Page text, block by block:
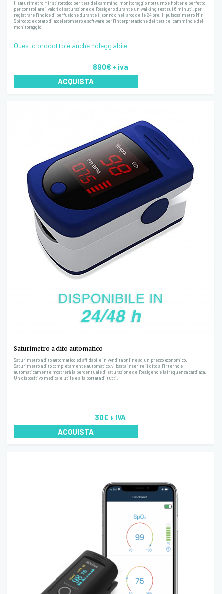
Il saturimetro Mir spirorodoc per test del cammino, monitoraggio notturno e holter è perfetto
per controllare i valori di saturazione dell'ossigeno durante un walking test sui 6 minuti, per
registrare l'indice di perfusione durante il sonno o nell'arco delle 24 ore. Il pulsossimetro Mir
Spirodoc è dotato di accelerometro e software per l'interpretazione dei test del cammino e del
monitoraggio.
Questo prodotto è anche noleggiabile
890€ + iva
ACQUISTA
Saturimetro a dito automatico
Saturimetro a dito automatico ed affidabile in vendita online ad un prezzo economico.
Saturimetro a dito completamente automatico, vi basta inserire il dito all'interno e
automaticamente mostrerà la percentuale di saturazione dell'ossigeno e la frequenza cardiaca.
Un dispositivo medicale utile e alla portata di tutti.
30€ + IVA
ACQUISTA